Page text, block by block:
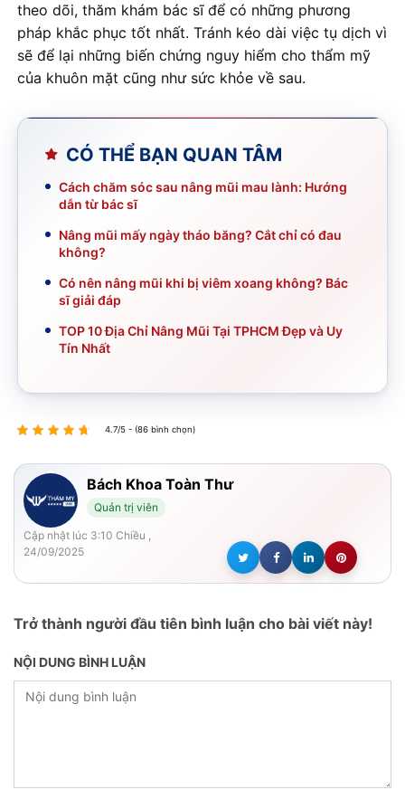
theo dõi, thăm khám bác sĩ để có những phương
pháp khắc phục tốt nhất. Tránh kéo dài việc tụ dịch vì
sẽ để lại những biến chứng nguy hiểm cho thẩm mỹ
của khuôn mặt cũng như sức khỏe về sau.
CÓ THỂ BẠN QUAN TÂM
Cách chăm sóc sau nâng mũi mau lành: Hướng
dẫn từ bác sĩ
Nâng mũi mấy ngày tháo băng? Cắt chỉ có đau
không?
Có nên nâng mũi khi bị viêm xoang không? Bác
sĩ giải đáp
TOP 10 Địa Chỉ Nâng Mũi Tại TPHCM Đẹp và Uy
Tín Nhất
4.7/5 - (86 bình chọn)
Bách Khoa Toàn Thư
Quản trị viên
Cập nhật lúc 3:10 Chiều ,
24/09/2025
Trở thành người đầu tiên bình luận cho bài viết này!
NỘI DUNG BÌNH LUẬN